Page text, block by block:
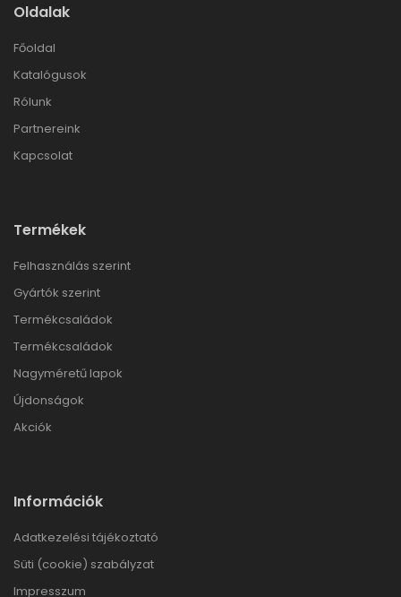
Oldalak
Főoldal
Katalógusok
Rólunk
Partnereink
Kapcsolat
Termékek
Felhasználás szerint
Gyártók szerint
Termékcsaládok
Termékcsaládok
Nagyméretű lapok
Újdonságok
Akciók
Információk
Adatkezelési tájékoztató
Süti (cookie) szabályzat
Impresszum